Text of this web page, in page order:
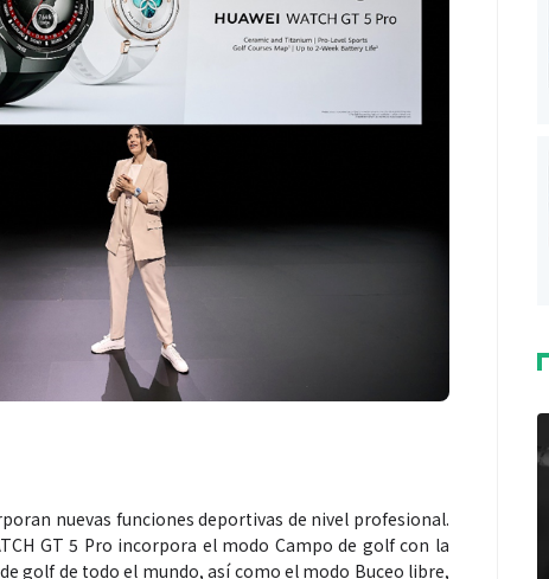
nuevas funciones deportivas de nivel profesional.
GT 5 Pro incorpora el modo Campo de golf con la
golf de todo el mundo, así como el modo Buceo libre,
La marimba une generaciones: el
46.º Festival de Marimba Paiz
estés” el
universo de